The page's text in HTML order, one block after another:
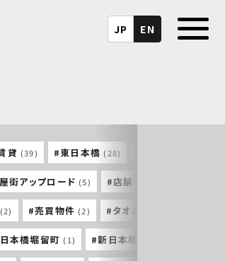
JP EN
貸 (39) #東日本橋 (28)
街アップロード (5) #店舗
(2) #売買物件 (2) #タオル
本橋堀留町 (1) #新日本橋